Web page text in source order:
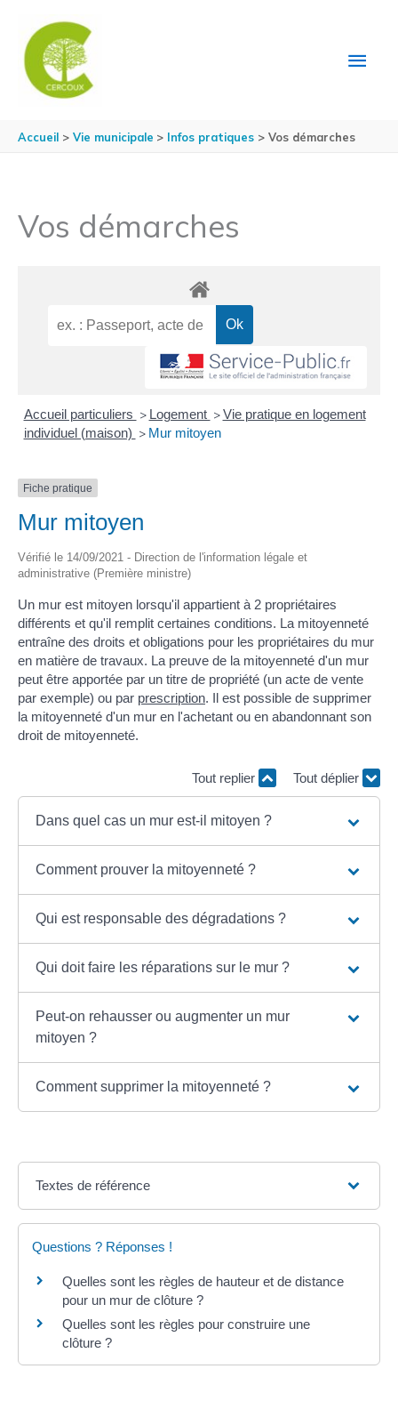
Accueil Vie municipale Infos pratiques Vos démarches
Vos démarches
Accueil particuliers > Logement > Vie pratique en logement
individuel (maison) > Mur mitoyen
Fiche pratique
Mur mitoyen
Vérifié le 14/09/2021 - Direction de l'information légale et
administrative (Première ministre)
Un mur est mitoyen lorsqu'il appartient à 2 propriétaires
différents et qu'il remplit certaines conditions. La mitoyenneté
entraîne des droits et obligations pour les propriétaires du mur
en matière de travaux. La preuve de la mitoyenneté d'un mur
peut être apportée par un titre de propriété (un acte de vente
par exemple) ou par prescription. Il est possible de supprimer
la mitoyenneté d'un mur en l'achetant ou en abandonnant son
droit de mitoyenneté.
Tout replier Tout déplier
Dans quel cas un mur est-il mitoyen ?
Comment prouver la mitoyenneté ?
Qui est responsable des dégradations ?
Qui doit faire les réparations sur le mur ?
Peut-on rehausser ou augmenter un mur
mitoyen ?
Comment supprimer la mitoyenneté ?
Textes de référence
Questions ? Réponses !
Quelles sont les règles de hauteur et de distance
pour un mur de clôture ?
Quelles sont les règles pour construire une
clôture ?